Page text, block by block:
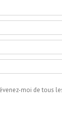
moi de tous